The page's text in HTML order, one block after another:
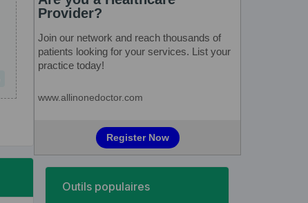
Outils populaires